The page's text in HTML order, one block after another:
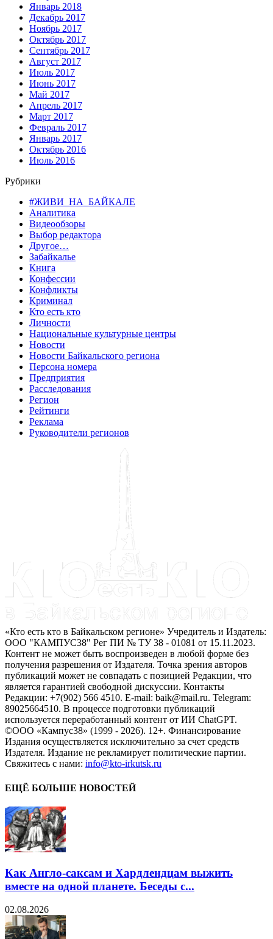
Январь 2018
Декабрь 2017
Ноябрь 2017
Октябрь 2017
Сентябрь 2017
Август 2017
Июль 2017
Июнь 2017
Май 2017
Апрель 2017
Март 2017
Февраль 2017
Январь 2017
Октябрь 2016
Июль 2016
Рубрики
#ЖИВИ_НА_БАЙКАЛЕ
Аналитика
Видеообзоры
Выбор редактора
Другое…
Забайкалье
Книга
Конфессии
Конфликты
Криминал
Кто есть кто
Личности
Национальные культурные центры
Новости
Новости Байкальского региона
Персона номера
Предприятия
Расследования
Регион
Рейтинги
Реклама
Руководители регионов
«Кто есть кто в Байкальском регионе» Учредитель и Издатель:
ООО "КАМПУС38" Рег ПИ № ТУ 38 - 01081 от 15.11.2023.
Контент не может быть воспроизведен в любой форме без
получения разрешения от Издателя. Точка зрения авторов
публикаций может не совпадать с позицией Редакции, что
является гарантией свободной дискуссии. Контакты
Редакции: +7(902) 566 4510. E-mail: baik@mail.ru. Telegram:
89025664510. В процессе подготовки публикаций
используется переработанный контент от ИИ ChatGPT.
©ООО «Кампус38» (1999 - 2026). 12+. Финансирование
Издания осуществляется исключительно за счет средств
Издателя. Издание не рекламирует политические партии.
Свяжитесь с нами: info@kto-irkutsk.ru
ЕЩЁ БОЛЬШЕ НОВОСТЕЙ
Как Англо-саксам и Хардлендцам выжить
вместе на одной планете. Беседы с...
02.08.2026